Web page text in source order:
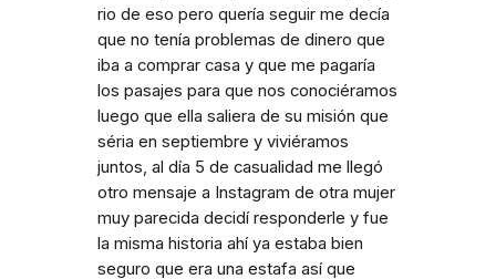
rio de eso pero quería seguir me decía
que no tenía problemas de dinero que
iba a comprar casa y que me pagaría
los pasajes para que nos conociéramos
luego que ella saliera de su misión que
séria en septiembre y viviéramos
juntos, al día 5 de casualidad me llegó
otro mensaje a Instagram de otra mujer
muy parecida decidí responderle y fue
la misma historia ahí ya estaba bien
seguro que era una estafa así que